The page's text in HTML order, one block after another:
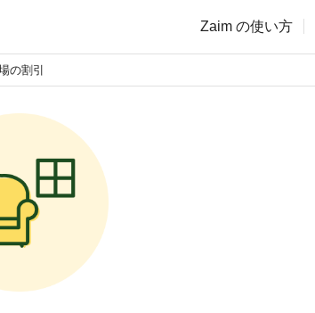
Zaim の使い方
の割引